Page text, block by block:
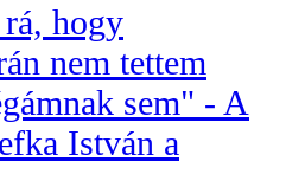
hogy
nem tettem
sem" - A
István a